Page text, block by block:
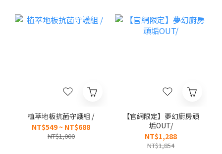
植萃地板抗菌守護組 /
NT$549 ~ NT$688
NT$1,000
【官網限定】夢幻廚房頑
垢OUT/
NT$1,288
NT$1,854